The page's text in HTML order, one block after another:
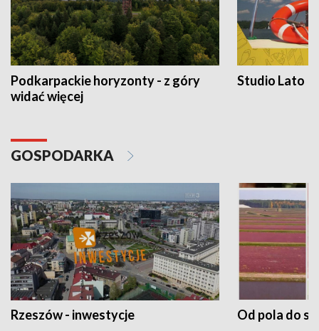
Podkarpackie horyzonty - z góry
widać więcej
Studio Lato
GOSPODARKA
Rzeszów - inwestycje Od pola do